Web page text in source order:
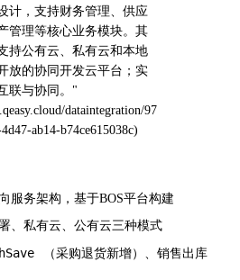
计，支持财务管理、供应
管理等核心业务模块。其
持公有云、私有云和本地
放的协同开发云平台；实
dataintegration/97
ab14-b74ce615038c)
服务架构，基于BOS平台构建
、私有云、公有云三种模式
（采购退货新增）、销售出库